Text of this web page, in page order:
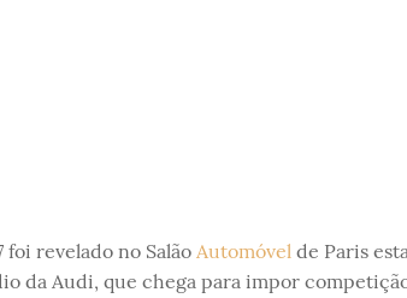
foi revelado no Salão Automóvelde Paris
da Audi, que chega para impor